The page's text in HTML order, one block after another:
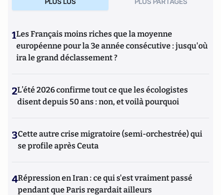
1Les Français moins riches que la moyenne
européenne pour la 3e année consécutive : jusqu'où
ira le grand déclassement ?
2L’été 2026 confirme tout ce que les écologistes
disent depuis 50 ans : non, et voilà pourquoi
3Cette autre crise migratoire (semi-orchestrée) qui
se profile après Ceuta
4Répression en Iran : ce qui s'est vraiment passé
pendant que Paris regardait ailleurs